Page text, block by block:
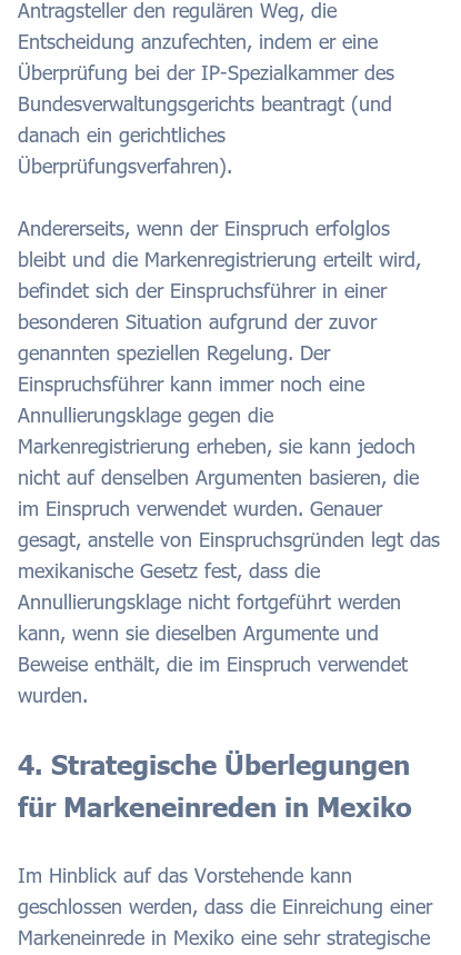
Antragsteller den regulären Weg, die
Entscheidung anzufechten, indem er eine
Überprüfung bei der IP-Spezialkammer des
Bundesverwaltungsgerichts beantragt (und
danach ein gerichtliches
Überprüfungsverfahren).
Andererseits, wenn der Einspruch erfolglos
bleibt und die Markenregistrierung erteilt wird,
befindet sich der Einspruchsführer in einer
besonderen Situation aufgrund der zuvor
genannten speziellen Regelung. Der
Einspruchsführer kann immer noch eine
Annullierungsklage gegen die
Markenregistrierung erheben, sie kann jedoch
nicht auf denselben Argumenten basieren, die
im Einspruch verwendet wurden. Genauer
gesagt, anstelle von Einspruchsgründen legt das
mexikanische Gesetz fest, dass die
Annullierungsklage nicht fortgeführt werden
kann, wenn sie dieselben Argumente und
Beweise enthält, die im Einspruch verwendet
wurden.
4. Strategische Überlegungen
für Markeneinreden in Mexiko
Im Hinblick auf das Vorstehende kann
geschlossen werden, dass die Einreichung einer
Markeneinrede in Mexiko eine sehr strategische